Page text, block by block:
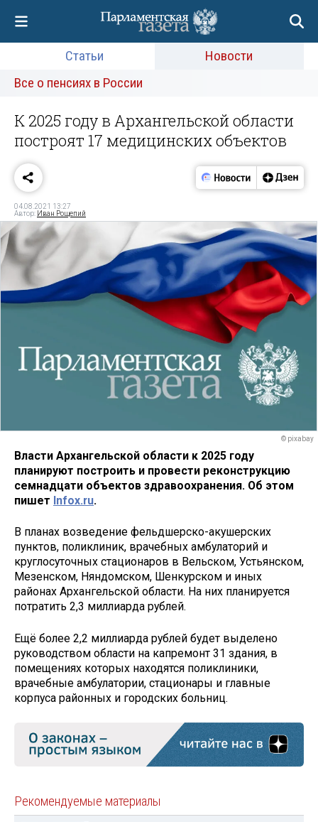
Статьи
Новости
Все о пенсиях в России
К 2025 году в Архангельской области
построят 17 медицинских объектов
04.08.2021 13:27
Автор: Иван Рощепий
© pixabay
Власти Архангельской области к 2025 году
планируют построить и провести реконструкцию
семнадцати объектов здравоохранения. Об этом
пишет Infox.ru.
В планах возведение фельдшерско-акушерских
пунктов, поликлиник, врачебных амбулаторий и
круглосуточных стационаров в Вельском, Устьянском,
Мезенском, Няндомском, Шенкурском и иных
районах Архангельской области. На них планируется
потратить 2,3 миллиарда рублей.
Ещё более 2,2 миллиарда рублей будет выделено
руководством области на капремонт 31 здания, в
помещениях которых находятся поликлиники,
врачебные амбулатории, стационары и главные
корпуса районных и городских больниц.
Рекомендуемые материалы